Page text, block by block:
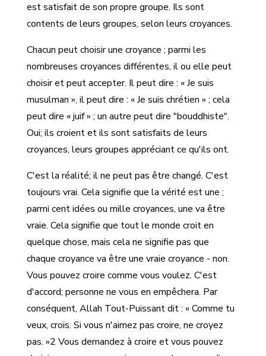
est satisfait de son propre groupe. Ils sont
contents de leurs groupes, selon leurs croyances.
Chacun peut choisir une croyance ; parmi les
nombreuses croyances différentes, il ou elle peut
choisir et peut accepter. Il peut dire : « Je suis
musulman », il peut dire : « Je suis chrétien » ; cela
peut dire « juif » ; un autre peut dire "bouddhiste".
Oui; ils croient et ils sont satisfaits de leurs
croyances, leurs groupes appréciant ce qu'ils ont.
C'est la réalité; il ne peut pas être changé. C'est
toujours vrai. Cela signifie que la vérité est une ;
parmi cent idées ou mille croyances, une va être
vraie. Cela signifie que tout le monde croit en
quelque chose, mais cela ne signifie pas que
chaque croyance va être une vraie croyance - non.
Vous pouvez croire comme vous voulez. C'est
d'accord; personne ne vous en empêchera. Par
conséquent, Allah Tout-Puissant dit : « Comme tu
veux, crois. Si vous n'aimez pas croire, ne croyez
pas. »2 Vous demandez à croire et vous pouvez